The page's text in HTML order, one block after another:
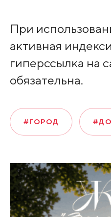
При
активная
гиперссылка на
обязательна.
#ГОРОД